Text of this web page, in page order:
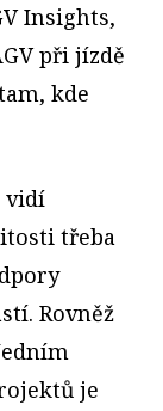
Insights,
při jízdě
kde
vidí
třeba
Rovněž
je